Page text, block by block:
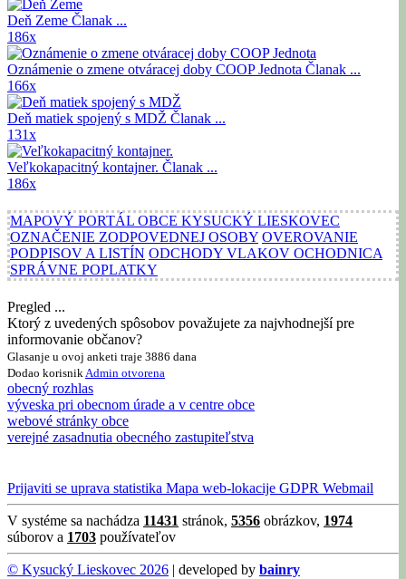
Deň Zeme Članak ...
186x
Oznámenie o zmene otváracej doby COOP Jednota Članak ...
166x
Deň matiek spojený s MDŽ Članak ...
131x
Veľkokapacitný kontajner. Članak ...
186x
MAPOVÝ PORTÁL OBCE KYSUCKÝ LIESKOVEC
OZNAČENIE ZODPOVEDNEJ OSOBY OVEROVANIE
PODPISOV A LISTÍN ODCHODY VLAKOV OCHODNICA
SPRÁVNE POPLATKY
Pregled ...
Ktorý z uvedených spôsobov považujete za najvhodnejší pre
informovanie občanov?
Glasanje u ovoj anketi traje 3886 dana
Dodao korisnikAdmin otvorena
obecný rozhlas
výveska pri obecnom úrade a v centre obce
webové stránky obce
verejné zasadnutia obecného zastupiteľstva
Prijaviti se uprava statistika Mapa web-lokacije GDPR Webmail
V systéme sa nachádza 11431 stránok, 5356 obrázkov, 1974
súborov a 1703 používateľov
© Kysucký Lieskovec 2026 | developed by bainry